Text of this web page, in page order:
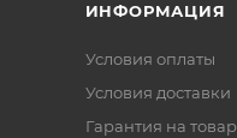
ИНФОРМАЦИЯ
Условия оплаты
Условия доставки
Гарантия на товар